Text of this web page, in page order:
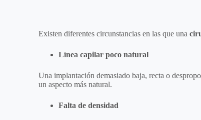
Existen diferentes circunstancias en las que una
Línea capilar poco natural
Una implantación demasiado baja, recta o
un aspecto más natural.
Falta de densidad